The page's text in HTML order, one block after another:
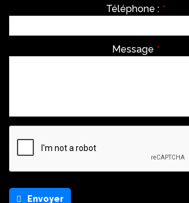
Téléphone : *
Message *
Envoyer